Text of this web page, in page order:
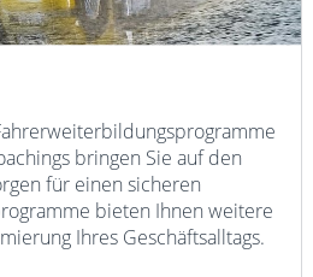
bringen Sie auf den
für einen sicheren
bieten Ihnen weitere
Ihres Geschäftsalltags.